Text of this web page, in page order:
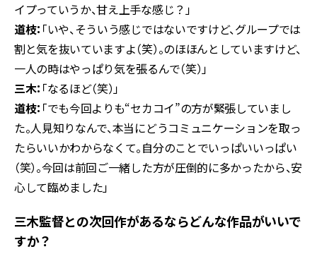
イプっていうか、甘え上手な感じ？」
道枝： 「いや、そういう感じではないですけど、グループでは
割と気を抜いていますよ（笑）。のほほんとしていますけど、
一人の時はやっぱり気を張るんで（笑）」
三木： 「なるほど（笑）」
道枝： 「でも今回よりも“セカコイ”の方が緊張していまし
た。人見知りなんで、本当にどうコミュニケーションを取っ
たらいいかわからなくて。自分のことでいっぱいいっぱい
（笑）。今回は前回ご一緒した方が圧倒的に多かったから、安
心して臨めました」
――三木監督との次回作があるならどんな作品がいいで
すか？